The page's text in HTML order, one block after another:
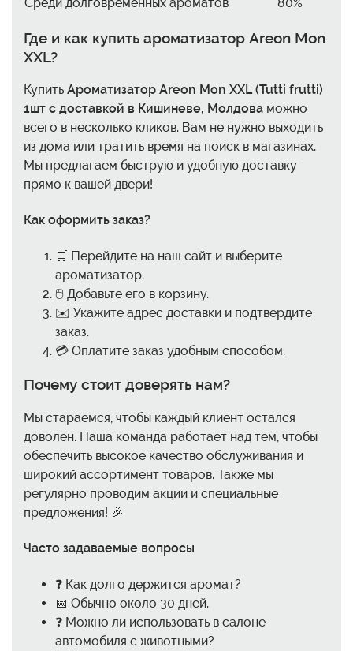
Где и как купить ароматизатор Areon Mon
XXL?
Купить Ароматизатор Areon Mon XXL (Tutti frutti)
1шт с доставкой в Кишиневе, Молдова можно
всего в несколько кликов. Вам не нужно выходить
из дома или тратить время на поиск в магазинах.
Мы предлагаем быструю и удобную доставку
прямо к вашей двери!
Как оформить заказ?
🛒 Перейдите на наш сайт и выберите
ароматизатор.
🖱️ Добавьте его в корзину.
✉️ Укажите адрес доставки и подтвердите
заказ.
💳 Оплатите заказ удобным способом.
Почему стоит доверять нам?
Мы стараемся, чтобы каждый клиент остался
доволен. Наша команда работает над тем, чтобы
обеспечить высокое качество обслуживания и
широкий ассортимент товаров. Также мы
регулярно проводим акции и специальные
предложения! 🎉
Часто задаваемые вопросы
❓ Как долго держится аромат?
📅 Обычно около 30 дней.
❓ Можно ли использовать в салоне
автомобиля с животными?